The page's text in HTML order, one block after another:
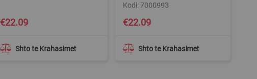
Shto te Krahasimet
€22.09
Kodi: 7000993
Shto te Krahasimet
€22.09